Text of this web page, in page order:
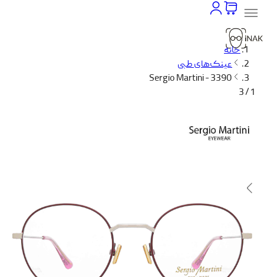
خانه
عینک‌های طبی
Sergio Martini - 3390
1 / 3